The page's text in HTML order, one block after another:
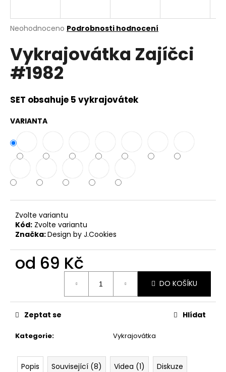
Průměrné
produktu
je
0,0
z
hvězdiček.
Neohodnoceno Podrobnosti hodnocení
Vykrajovátka Zajíčci
#1982
SET obsahuje 5 vykrajovátek
VARIANTA
Zvolte variantu
Kód: Zvolte variantu
Značka:Design by J.Cookies
od 69 Kč
DO KOŠÍKU
Kategorie: Vykrajovátka
Zeptat se Hlídat
Popis Související (8) Videa (1) Diskuze
j
t
?
D
o
p
u
č
u
j
e
m
VYKRAJOVÁTKA
CHRISTMAS
JOY
#423